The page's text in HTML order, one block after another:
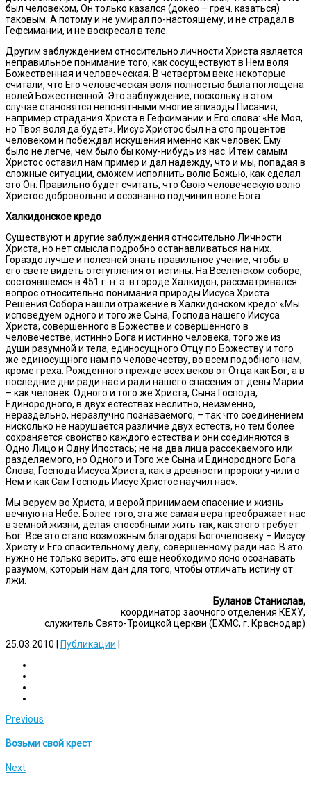
был человеком, Он только казался (докео – греч. казаться)
таковым. А потому и не умирал по-настоящему, и не страдал в
Гефсимании, и не воскресал в теле.
Другим заблуждением относительно личности Христа является
неправильное понимание того, как сосуществуют в Нем воля
Божественная и человеческая. В четвертом веке некоторые
считали, что Его человеческая воля полностью была поглощена
волей Божественной. Это заблуждение, поскольку в этом
случае становятся непонятными многие эпизоды Писания,
например страдания Христа в Гефсимании и Его слова: «Не Моя,
но Твоя воля да будет». Иисус Христос был на сто процентов
человеком и побеждал искушения именно как человек. Ему
было не легче, чем было бы кому-нибудь из нас. И тем самым
Христос оставил нам пример и дал надежду, что и мы, попадая в
сложные ситуации, сможем исполнить волю Божью, как сделал
это Он. Правильно будет считать, что Свою человеческую волю
Христос добровольно и осознанно подчинил воле Бога.
Халкидонское кредо
Существуют и другие заблуждения относительно Личности
Христа, но нет смысла подробно останавливаться на них.
Гораздо лучше и полезней знать правильное учение, чтобы в
его свете видеть отступления от истины. На Вселенском соборе,
состоявшемся в 451 г. н. э. в городе Халкидон, рассматривался
вопрос относительно понимания природы Иисуса Христа.
Решения Собора нашли отражение в Халкидонском кредо: «Мы
исповедуем одного и того же Сына, Господа нашего Иисуса
Христа, совершенного в Божестве и совершенного в
человечестве, истинно Бога и истинно человека, того же из
души разумной и тела, единосущного Отцу по Божеству и того
же единосущного нам по человечеству, во всем подобного нам,
кроме греха. Рожденного прежде всех веков от Отца как Бог, а в
последние дни ради нас и ради нашего спасения от девы Марии
– как человек. Одного и того же Христа, Сына Господа,
Единородного, в двух естествах неслитно, неизменно,
нераздельно, неразлучно познаваемого, – так что соединением
нисколько не нарушается различие двух естеств, но тем более
сохраняется свойство каждого естества и они соединяются в
Одно Лицо и Одну Ипостась; не на два лица рассекаемого или
разделяемого, но Одного и Того же Сына и Единородного Бога
Слова, Господа Иисуса Христа, как в древности пророки учили о
Нем и как Сам Господь Иисус Христос научил нас».
Мы веруем во Христа, и верой принимаем спасение и жизнь
вечную на Небе. Более того, эта же самая вера преображает нас
в земной жизни, делая способными жить так, как этого требует
Бог. Все это стало возможным благодаря Богочеловеку – Иисусу
Христу и Его спасительному делу, совершенному ради нас. В это
нужно не только верить, это еще необходимо ясно осознавать
разумом, который нам дан для того, чтобы отличать истину от
лжи.
Буланов Станислав,
координатор заочного отделения КЕХУ,
служитель Свято-Троицкой церкви (ЕХМС, г. Краснодар)
25.03.2010
Публикации
Previous
Возьми свой крест
Next